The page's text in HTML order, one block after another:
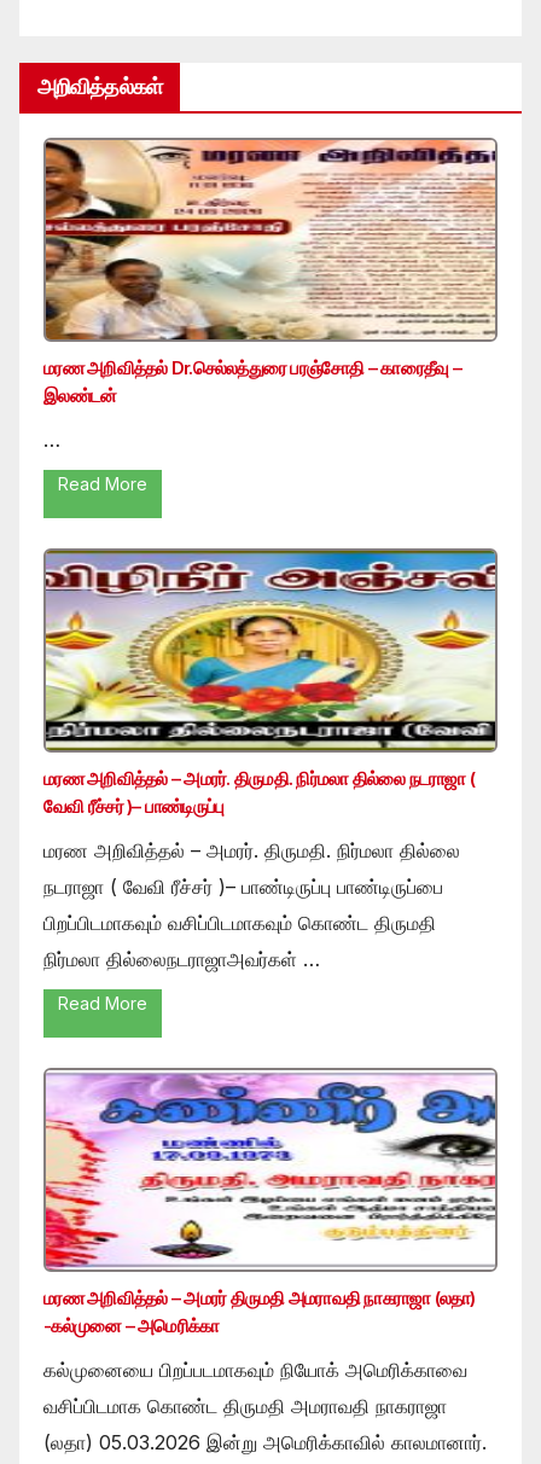
அறிவித்தல்கள்
மரண அறிவித்தல் Dr.செல்லத்துரை பரஞ்சோதி – காரைதீவு –
இலண்டன்
…
Read More
மரண அறிவித்தல் – அமரர். திருமதி. நிர்மலா தில்லை நடராஜா (
வேவி ரீச்சர் )– பாண்டிருப்பு
மரண அறிவித்தல் – அமரர். திருமதி. நிர்மலா தில்லை
நடராஜா ( வேவி ரீச்சர் )– பாண்டிருப்பு பாண்டிருப்பை
பிறப்பிடமாகவும் வசிப்பிடமாகவும் கொண்ட திருமதி
நிர்மலா தில்லைநடராஜாஅவர்கள் …
Read More
மரண அறிவித்தல் – அமரர் திருமதி அமராவதி நாகராஜா (லதா)
-கல்முனை – அமெரிக்கா
கல்முனையை பிறப்படமாகவும் நியோக் அமெரிக்காவை
வசிப்பிடமாக கொண்ட திருமதி அமராவதி நாகராஜா
(லதா) 05.03.2026 இன்று அமெரிக்காவில் காலமானார்.